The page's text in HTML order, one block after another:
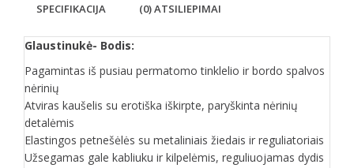
SPECIFIKACIJA (0) ATSILIEPIMAI
Glaustinukė- Bodis:
Pagamintas iš pusiau permatomo tinklelio ir bordo spalvos
nėrinių
Atviras kaušelis su erotiška iškirpte, paryškinta nėrinių
detalėmis
Elastingos petnešėlės su metaliniais žiedais ir reguliatoriais
Užsegamas gale kabliuku ir kilpelėmis, reguliuojamas dydis